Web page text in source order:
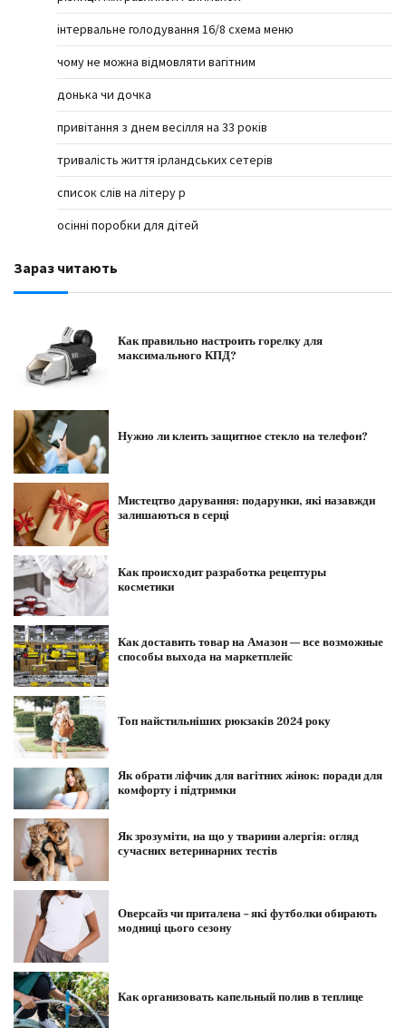
інтервальне голодування 16/8 схема меню
чому не можна відмовляти вагітним
донька чи дочка
привітання з днем весілля на 33 років
тривалість життя ірландських сетерів
список слів на літеру р
осінні поробки для дітей
Зараз читають
Как правильно настроить горелку для
максимального КПД?
Нужно ли клеить защитное стекло на телефон?
Мистецтво дарування: подарунки, які назавжди
залишаються в серці
Как происходит разработка рецептуры
косметики
Как доставить товар на Амазон — все возможные
способы выхода на маркетплейс
Топ найстильніших рюкзаків 2024 року
Як обрати ліфчик для вагітних жінок: поради для
комфорту і підтримки
Як зрозуміти, на що у тварини алергія: огляд
сучасних ветеринарних тестів
Оверсайз чи приталена – які футболки обирають
модниці цього сезону
Как организовать капельный полив в теплице